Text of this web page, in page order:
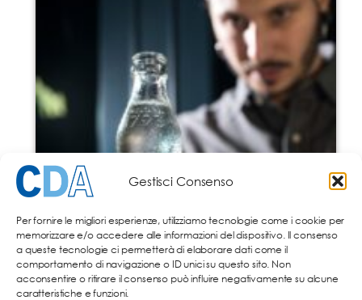
Gestisci Consenso
Per fornire le migliori esperienze, utilizziamo tecnologie come i cookie per
memorizzare e/o accedere alle informazioni del dispositivo. Il consenso
a queste tecnologie ci permetterà di elaborare dati come il
comportamento di navigazione o ID unici su questo sito. Non
acconsentire o ritirare il consenso può influire negativamente su alcune
caratteristiche e funzioni.